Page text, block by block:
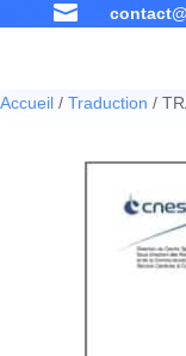

Accueil / Traduction /